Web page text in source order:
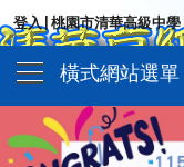
登入 桃園市清華高級中學
橫式網站選單